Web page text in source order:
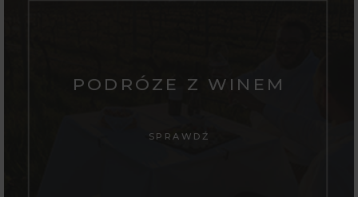
PODRÓZE Z WINEM
SPRAWDŹ